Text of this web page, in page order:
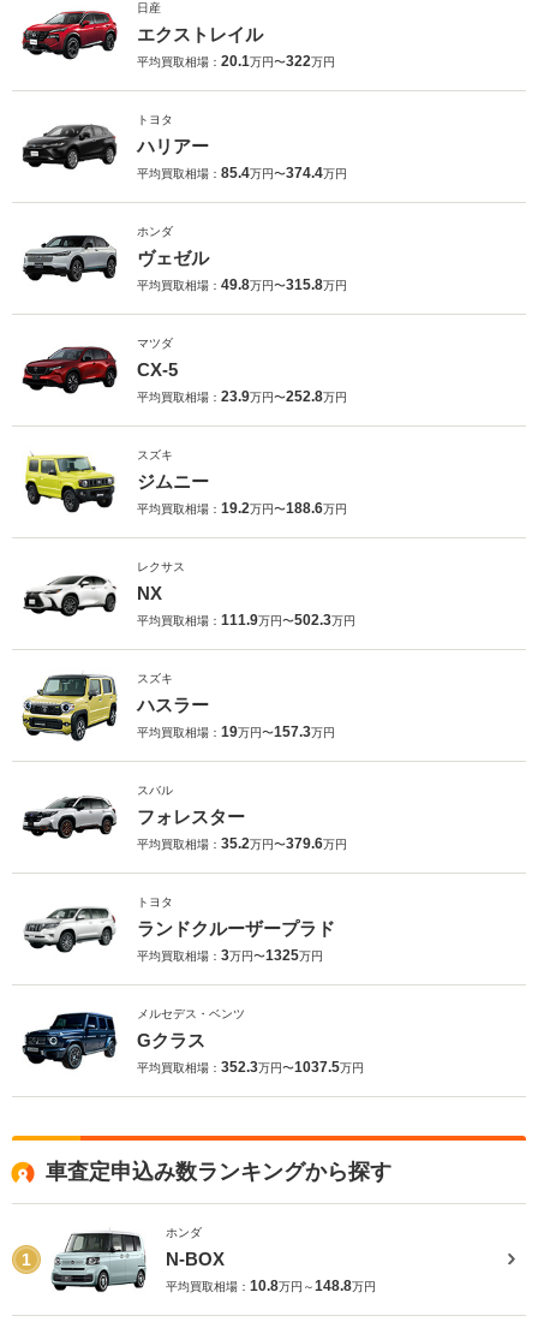
日産
エクストレイル
平均買取相場： 20.1万円〜322万円
トヨタ
ハリアー
平均買取相場： 85.4万円〜374.4万円
ホンダ
ヴェゼル
平均買取相場： 49.8万円〜315.8万円
マツダ
CX-5
平均買取相場： 23.9万円〜252.8万円
スズキ
ジムニー
平均買取相場： 19.2万円〜188.6万円
レクサス
NX
平均買取相場： 111.9万円〜502.3万円
スズキ
ハスラー
平均買取相場： 19万円〜157.3万円
スバル
フォレスター
平均買取相場： 35.2万円〜379.6万円
トヨタ
ランドクルーザープラド
平均買取相場： 3万円〜1325万円
メルセデス・ベンツ
Gクラス
平均買取相場： 352.3万円〜1037.5万円
車査定申込み数ランキングから探す
1
ホンダ
N-BOX
平均買取相場： 10.8万円～148.8万円